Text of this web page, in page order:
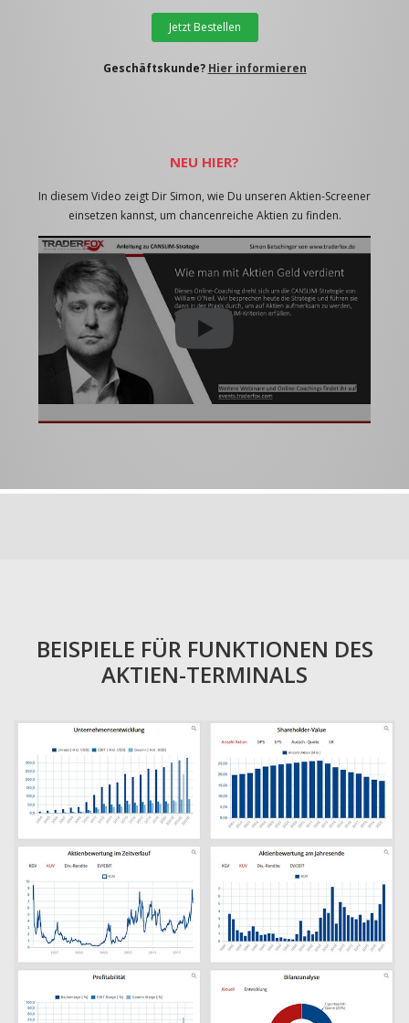
Jetzt Bestellen
Geschäftskunde? Hier informieren
NEU HIER?
In diesem Video zeigt Dir Simon, wie Du unseren Aktien-Screener
einsetzen kannst, um chancenreiche Aktien zu finden.
BEISPIELE FÜR FUNKTIONEN DES
AKTIEN-TERMINALS